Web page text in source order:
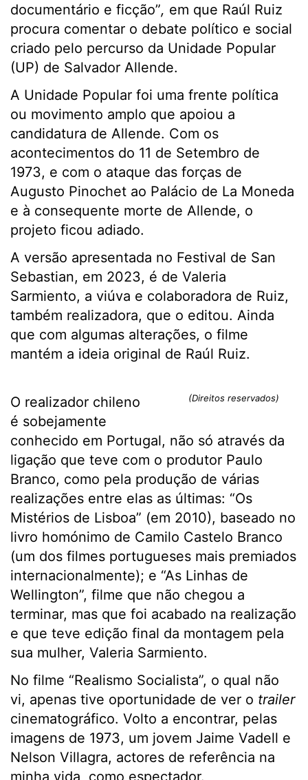
documentário e ficção”, em que Raúl Ruiz
procura comentar o debate político e social
criado pelo percurso da Unidade Popular
(UP) de Salvador Allende.
A Unidade Popular foi uma frente política
ou movimento amplo que apoiou a
candidatura de Allende. Com os
acontecimentos do 11 de Setembro de
1973, e com o ataque das forças de
Augusto Pinochet ao Palácio de La Moneda
e à consequente morte de Allende, o
projeto ficou adiado.
A versão apresentada no Festival de San
Sebastian, em 2023, é de Valeria
Sarmiento, a viúva e colaboradora de Ruiz,
também realizadora, que o editou. Ainda
que com algumas alterações, o filme
mantém a ideia original de Raúl Ruiz.
(Direitos reservados)
O realizador chileno
é sobejamente
conhecido em Portugal, não só através da
ligação que teve com o produtor Paulo
Branco, como pela produção de várias
realizações entre elas as últimas: “Os
Mistérios de Lisboa” (em 2010), baseado no
livro homónimo de Camilo Castelo Branco
(um dos filmes portugueses mais premiados
internacionalmente); e “As Linhas de
Wellington”, filme que não chegou a
terminar, mas que foi acabado na realização
e que teve edição final da montagem pela
sua mulher, Valeria Sarmiento.
No filme “Realismo Socialista”, o qual não
vi, apenas tive oportunidade de ver o trailer
cinematográfico. Volto a encontrar, pelas
imagens de 1973, um jovem Jaime Vadell e
Nelson Villagra, actores de referência na
minha vida, como espectador.